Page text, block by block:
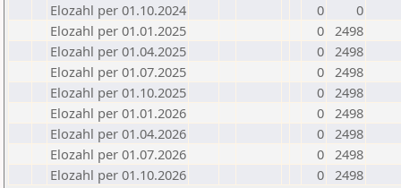
Elozahl per 01.10.2024
0
0
Elozahl per 01.01.2025
0 2498
Elozahl per 01.04.2025
0 2498
Elozahl per 01.07.2025
0 2498
Elozahl per 01.10.2025
0 2498
Elozahl per 01.01.2026
0 2498
Elozahl per 01.04.2026
0 2498
Elozahl per 01.07.2026
0 2498
Elozahl per 01.10.2026
0 2498